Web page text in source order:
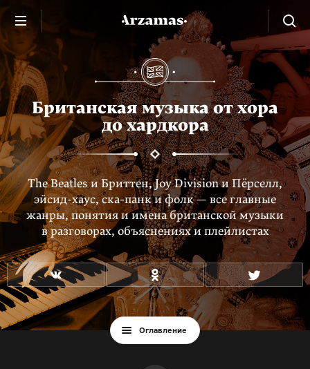
Британская музыка от хора
до хардкора
The Beatles и Бриттен, Joy Division и Пёрселл,
эйсид-хаус,ска-панки фолк — все главные
жанры, понятия и имена британской музыки
в разговорах, объяснениях и плейлистах
Оглавление